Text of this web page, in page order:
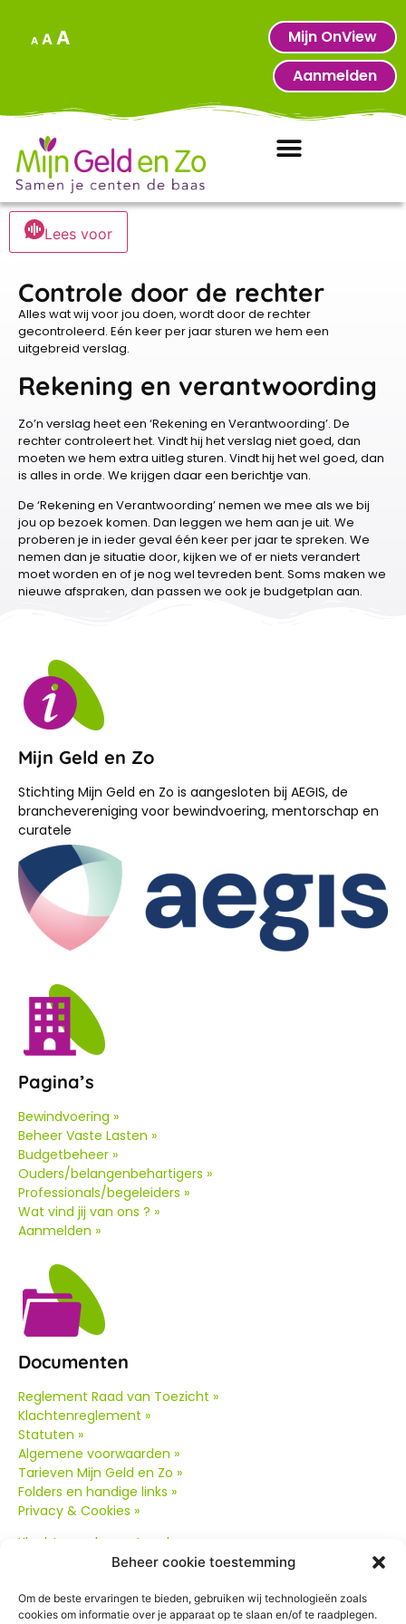
Beheer cookie toestemming
Om de beste ervaringen te bieden, gebruiken wij technologieën zoals
cookies om informatie over je apparaat op te slaan en/of te raadplegen.
A A A
Mijn OnView
Aanmelden
Lees voor
Controle door de rechter
Alles wat wij voor jou doen, wordt door de rechter
gecontroleerd. Eén keer per jaar sturen we hem een
uitgebreid verslag.
Rekening en verantwoording
Zo’n verslag heet een ‘Rekening en Verantwoording’. De
rechter controleert het. Vindt hij het verslag niet goed, dan
moeten we hem extra uitleg sturen. Vindt hij het wel goed, dan
is alles in orde. We krijgen daar een berichtje van.
De ‘Rekening en Verantwoording’ nemen we mee als we bij
jou op bezoek komen. Dan leggen we hem aan je uit. We
proberen je in ieder geval één keer per jaar te spreken. We
nemen dan je situatie door, kijken we of er niets verandert
moet worden en of je nog wel tevreden bent. Soms maken we
nieuwe afspraken, dan passen we ook je budgetplan aan.
Mijn Geld en Zo
Stichting Mijn Geld en Zo is aangesloten bij AEGIS, de
branchevereniging voor bewindvoering, mentorschap en
curatele
Pagina’s
Bewindvoering »
Beheer Vaste Lasten »
Budgetbeheer »
Ouders/belangenbehartigers »
Professionals/begeleiders »
Wat vind jij van ons ? »
Aanmelden »
Documenten
Reglement Raad van Toezicht »
Klachtenreglement »
Statuten »
Algemene voorwaarden »
Tarieven Mijn Geld en Zo »
Folders en handige links »
Privacy & Cookies »
Klachtenreglement oud